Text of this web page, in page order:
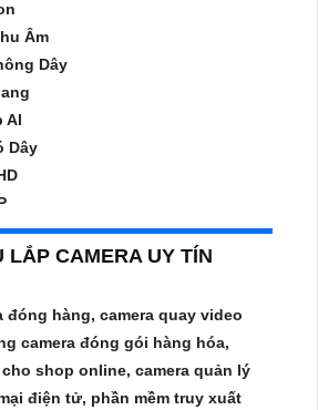
Âm
Dây
AI
Dây
LẮP CAMERA UY TÍN